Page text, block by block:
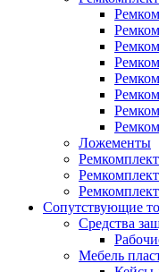
Ложементы
Сопутствующие
Средства
Мебель